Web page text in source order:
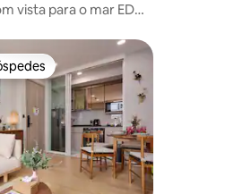
vista para o mar EDGE